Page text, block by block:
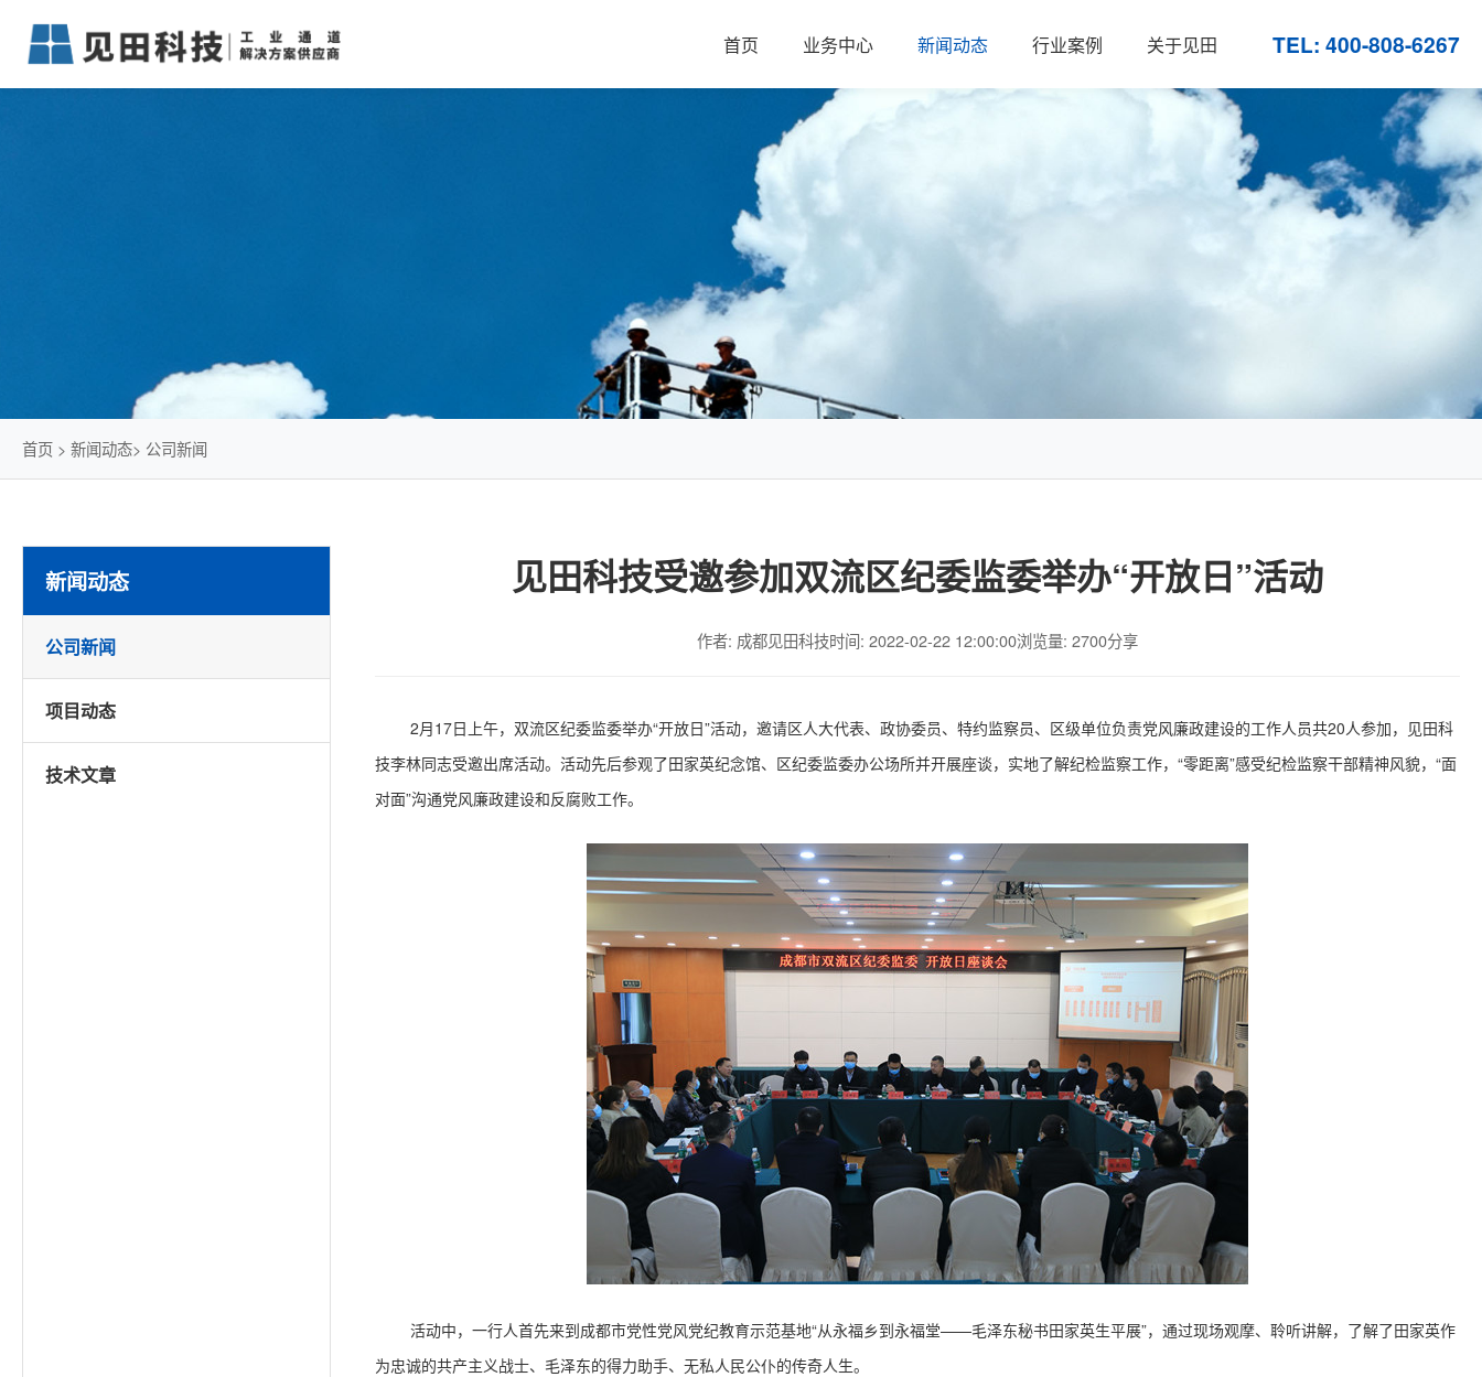
首页 业务中心 新闻动态 行业案例 关于见田 TEL: 400-808-6267
首页 > 新闻动态> 公司新闻
新闻动态
公司新闻
项目动态
技术文章
见田科技受邀参加双流区纪委监委举办“开放日”活动
作者: 成都见田科技时间: 2022-02-22 12:00:00浏览量: 2700分享
2月17日上午，双流区纪委监委举办“开放日”活动，邀请区人大代表、政协委员、特约监察员、区级单位负责党风廉政建设的工作人员共20人参加，见田科
技李林同志受邀出席活动。活动先后参观了田家英纪念馆、区纪委监委办公场所并开展座谈，实地了解纪检监察工作， “零距离”感受纪检监察干部精神风貌，“面
对面”沟通党风廉政建设和反腐败工作。
活动中，一行人首先来到成都市党性党风党纪教育示范基地“从永福乡到永福堂——毛泽东秘书田家英生平展”，通过现场观摩、聆听讲解，了解了田家英作
为忠诚的共产主义战士、毛泽东的得力助手、无私人民公仆的传奇人生。